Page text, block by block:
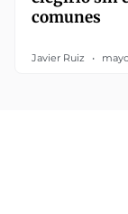
comunes
Javier Ruiz